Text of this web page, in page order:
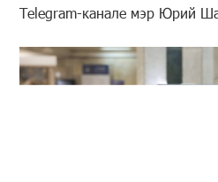
Telegram-канале мэр Юрий